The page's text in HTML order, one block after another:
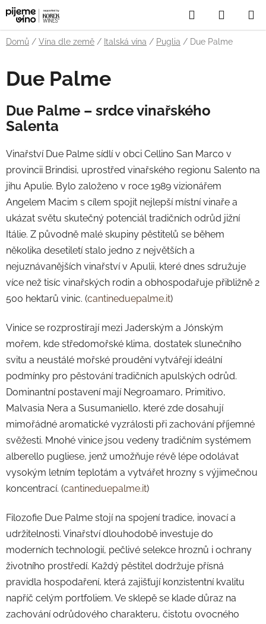
Přejít
na
obsah
Hledat
KOŠÍK
Domů / Vína dle země / Italská vína / Puglia / Due Palme
Due Palme
Due Palme – srdce vinařského
Salenta
Vinařství Due Palme sídlí v obci Cellino San Marco v
provincii Brindisi, uprostřed vinařského regionu Salento na
jihu Apulie. Bylo založeno v roce 1989 vizionářem
Angelem Macim s cílem spojit nejlepší místní vinaře a
ukázat světu skutečný potenciál tradičních odrůd jižní
Itálie. Z původně malé skupiny pěstitelů se během
několika desetiletí stalo jedno z největších a
nejuznávanějších vinařství v Apulii, které dnes sdružuje
více než tisíc vinařských rodin a obhospodařuje přibližně 2
500 hektarů vinic. (cantineduepalme.it)
Vinice se rozprostírají mezi Jaderským a Jónským
mořem, kde středomořské klima, dostatek slunečního
svitu a neustálé mořské proudění vytvářejí ideální
podmínky pro pěstování tradičních apulských odrůd.
Dominantní postavení mají Negroamaro, Primitivo,
Malvasia Nera a Susumaniello, které zde dosahují
mimořádné aromatické vyzrálosti při zachování příjemné
svěžesti. Mnohé vinice jsou vedeny tradičním systémem
alberello pugliese, jenž umožňuje révě lépe odolávat
vysokým letním teplotám a vytvářet hrozny s výjimečnou
koncentrací. (cantineduepalme.it)
Filozofie Due Palme stojí na spojení tradice, inovací a
udržitelnosti. Vinařství dlouhodobě investuje do
moderních technologií, pečlivé selekce hroznů i ochrany
životního prostředí. Každý pěstitel dodržuje přísná
pravidla hospodaření, která zajišťují konzistentní kvalitu
napříč celým portfoliem. Ve sklepě se klade důraz na
zachování odrůdového charakteru, čistotu ovocného